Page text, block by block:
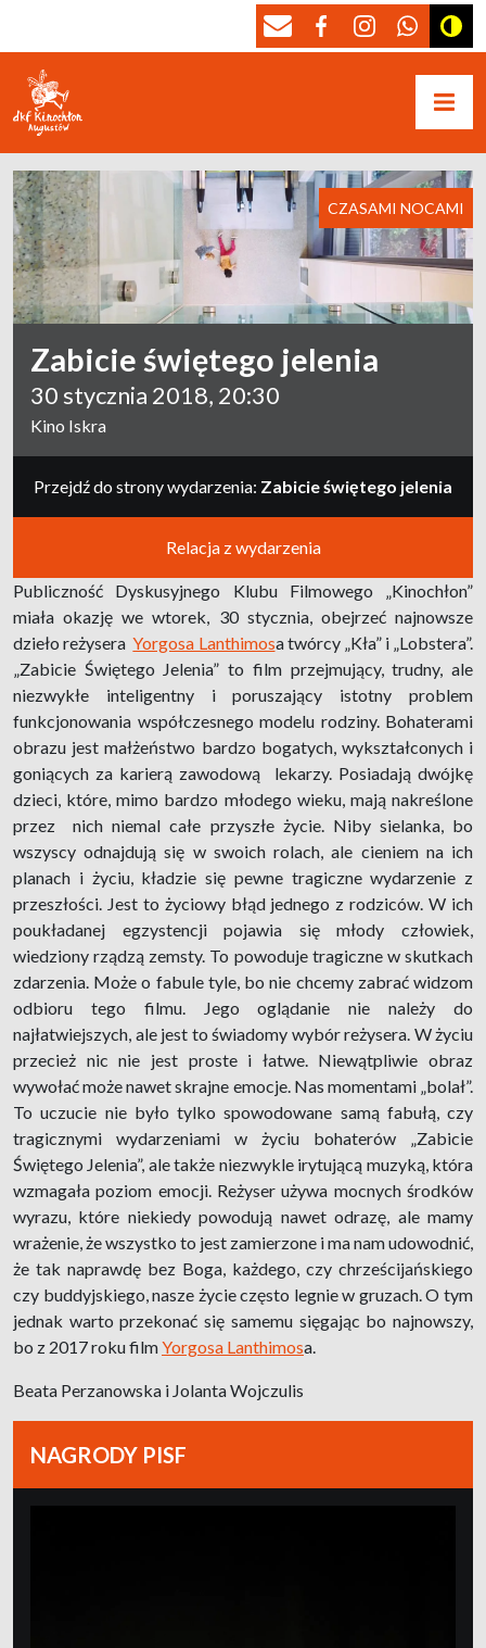
Zabicie świętego jelenia
30 stycznia 2018, 20:30
Kino Iskra
CZASAMI NOCAMI
Przejdź do strony wydarzenia: Zabicie świętego jelenia
Relacja z wydarzenia
Publiczność Dyskusyjnego Klubu Filmowego „Kinochłon”
miała okazję we wtorek, 30 stycznia, obejrzeć najnowsze
dzieło reżyseraYorgosa Lanthimosa twórcy „Kła” i „Lobstera”.
„Zabicie Świętego Jelenia” to film przejmujący, trudny, ale
niezwykłe inteligentny i poruszający istotny problem
funkcjonowania współczesnego modelu rodziny. Bohaterami
obrazu jest małżeństwo bardzo bogatych, wykształconych i
goniących za karierą zawodową lekarzy. Posiadają dwójkę
dzieci, które, mimo bardzo młodego wieku, mają nakreślone
przez nich niemal całe przyszłe życie. Niby sielanka, bo
wszyscy odnajdują się w swoich rolach, ale cieniem na ich
planach i życiu, kładzie się pewne tragiczne wydarzenie z
przeszłości. Jest to życiowy błąd jednego z rodziców. W ich
poukładanej egzystencji pojawia się młody człowiek,
wiedziony rządzą zemsty. To powoduje tragiczne w skutkach
zdarzenia. Może o fabule tyle, bo nie chcemy zabrać widzom
odbioru tego filmu. Jego oglądanie nie należy do
najłatwiejszych, ale jest to świadomy wybór reżysera. W życiu
przecież nic nie jest proste i łatwe. Niewątpliwie obraz
wywołać może nawet skrajne emocje. Nas momentami „bolał”.
To uczucie nie było tylko spowodowane samą fabułą, czy
tragicznymi wydarzeniami w życiu bohaterów „Zabicie
Świętego Jelenia”, ale także niezwykle irytującą muzyką, która
wzmagała poziom emocji. Reżyser używa mocnych środków
wyrazu, które niekiedy powodują nawet odrazę, ale mamy
wrażenie, że wszystko to jest zamierzone i ma nam udowodnić,
że tak naprawdę bez Boga, każdego, czy chrześcijańskiego
czy buddyjskiego, nasze życie często legnie w gruzach. O tym
jednak warto przekonać się samemu sięgając bo najnowszy,
bo z 2017 roku filmYorgosa Lanthimosa.
Beata Perzanowska i Jolanta Wojczulis
NAGRODY PISF